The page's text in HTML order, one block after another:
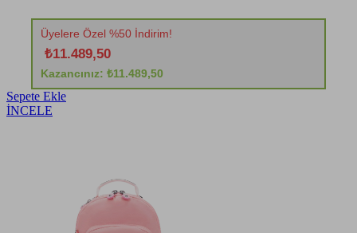
Üyelere Özel %50 İndirim!
₺11.489,50
Kazancınız: ₺11.489,50
Sepete Ekle
İNCELE